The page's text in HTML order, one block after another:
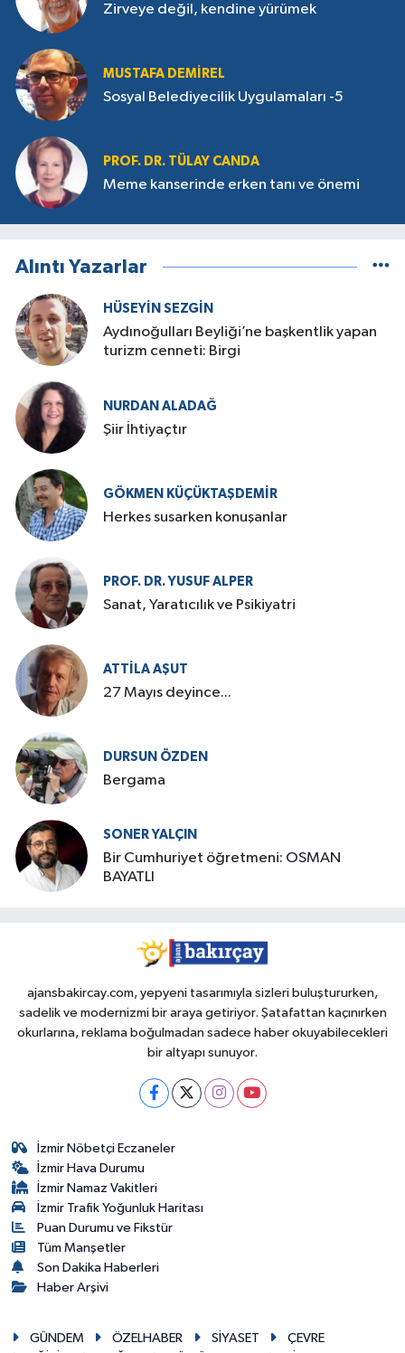
Zirveye değil, kendine yürümek
MUSTAFA DEMIREL
Sosyal Belediyecilik Uygulamaları -5
PROF. DR. TÜLAY CANDA
Meme kanserinde erken tanı ve önemi
Alıntı Yazarlar
HÜSEYIN SEZGIN
Aydınoğulları Beyliği’ne başkentlik yapan
turizm cenneti: Birgi
NURDAN ALADAĞ
Şiir İhtiyaçtır
GÖKMEN KÜÇÜKTAŞDEMIR
Herkes susarken konuşanlar
PROF. DR. YUSUF ALPER
Sanat, Yaratıcılık ve Psikiyatri
ATTILA AŞUT
27 Mayıs deyince...
DURSUN ÖZDEN
Bergama
SONER YALÇIN
Bir Cumhuriyet öğretmeni: OSMAN
BAYATLI
ajansbakircay.com, yepyeni tasarımıyla sizleri buluştururken,
sadelik ve modernizmi bir araya getiriyor. Şatafattan kaçınırken
okurlarına, reklama boğulmadan sadece haber okuyabilecekleri
bir altyapı sunuyor.
İzmir Nöbetçi Eczaneler
İzmir Hava Durumu
İzmir Namaz Vakitleri
İzmir Trafik Yoğunluk Haritası
Puan Durumu ve Fikstür
Tüm Manşetler
Son Dakika Haberleri
Haber Arşivi
GÜNDEM ÖZELHABER SİYASET
ÇEVRE